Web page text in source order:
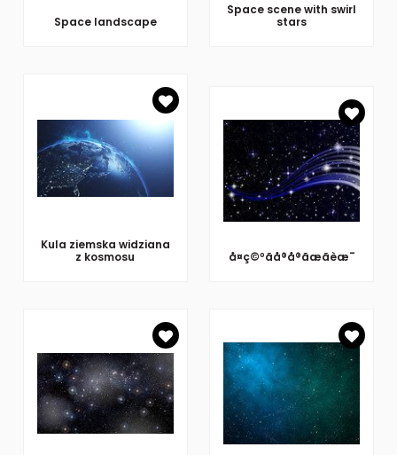
Space landscape
Space scene with swirl
stars
Kula ziemska widziana
z kosmosu
å¤ç©ºãå®å®ãæãèæ¯